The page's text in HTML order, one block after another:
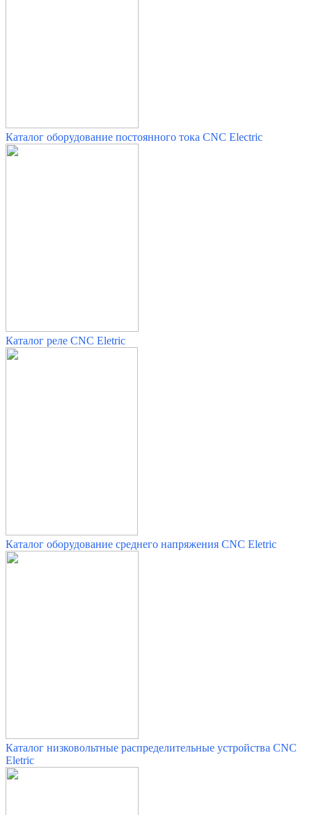
Каталог оборудование постоянного тока CNC Electric
Каталог реле CNC Eletric
Каталог оборудование среднего напряжения CNC Eletric
Каталог низковольтные распределительные устройства CNC
Eletric